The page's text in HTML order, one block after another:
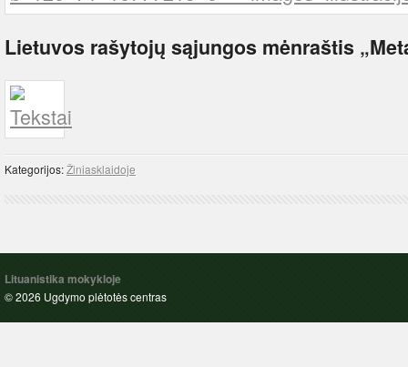
Lietuvos rašytojų sąjungos mėnraštis
Kategorijos:Žiniasklaidoje
Lituanistika mokykloje
© 2026 Ugdymo plėtotės centras